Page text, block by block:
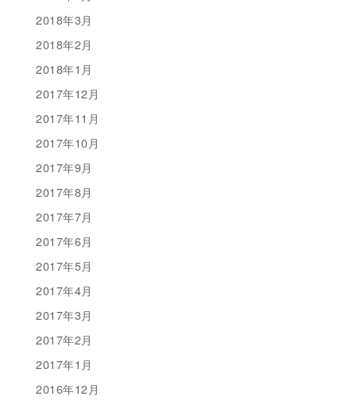
2018年3月
2018年2月
2018年1月
2017年12月
2017年11月
2017年10月
2017年9月
2017年8月
2017年7月
2017年6月
2017年5月
2017年4月
2017年3月
2017年2月
2017年1月
2016年12月